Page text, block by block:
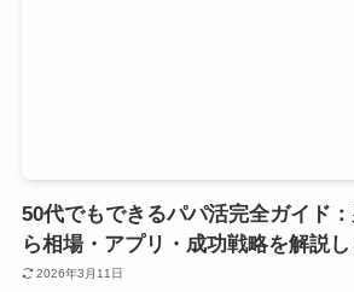
50代でもできるパパ活完全ガイド
ら相場・アプリ・成功戦略を解説し
2026年3月11日